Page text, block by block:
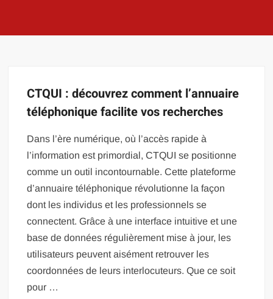
CTQUI : découvrez comment l’annuaire
téléphonique facilite vos recherches
Dans l’ère numérique, où l’accès rapide à
l’information est primordial, CTQUI se positionne
comme un outil incontournable. Cette plateforme
d’annuaire téléphonique révolutionne la façon
dont les individus et les professionnels se
connectent. Grâce à une interface intuitive et une
base de données régulièrement mise à jour, les
utilisateurs peuvent aisément retrouver les
coordonnées de leurs interlocuteurs. Que ce soit
pour …